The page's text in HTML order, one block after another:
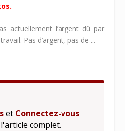
actuellement l’argent dû par
Pas d’argent, pas de ...
et Connectez-vous
complet.